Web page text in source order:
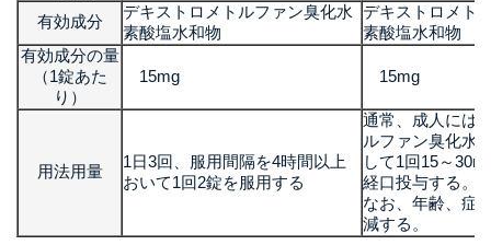
有効成分
デキストロメトルファン臭化水
素酸塩水和物
デキストロメト
素酸塩水和物
有効成分の量
（1錠あた
り）
15mg 15mg
用法用量
1日3回、服用間隔を4時間以上
おいて1回2錠を服用する
通常、成人には
ルファン臭化水
して1回15～
経口投与する。
なお、年齢、症
減する。